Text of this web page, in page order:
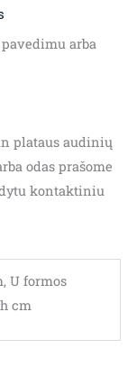
arba
plataus audinių
odas prašome
kontaktiniu
U formos
cm